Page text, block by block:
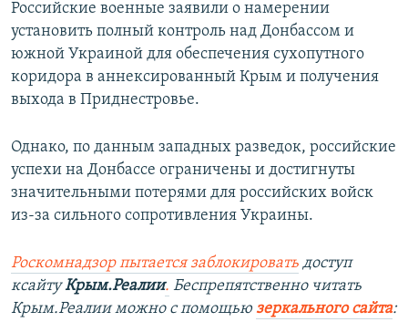
Российские военные заявили о намерении
установить полный контроль над Донбассом и
южной Украиной для обеспечения сухопутного
коридора в аннексированный Крым и получения
выхода в Приднестровье.
Однако, по данным западных разведок, российские
успехи на Донбассе ограничены и достигнуты
значительными потерями для российских войск
из-за сильного сопротивления Украины.
Роскомнадзор пытается заблокировать доступ
ксайтуКрым.Реалии. Беспрепятственно читать
Крым.Реалии можно с помощью зеркального сайта: